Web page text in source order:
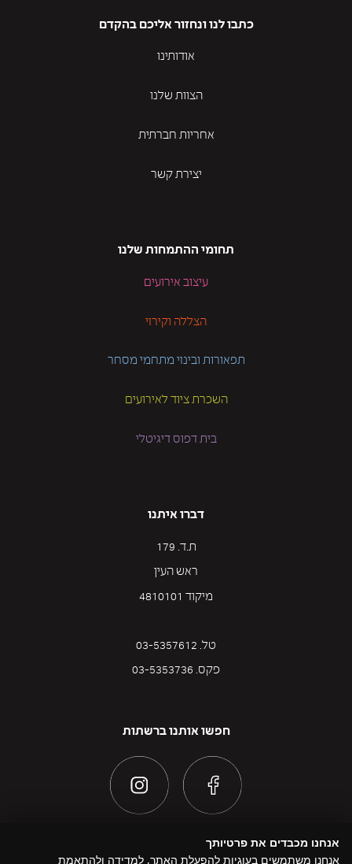
כתבו לנו ונחזור אליכם בהקדם
אודותינו
הצוות שלנו
אחריות חברתית
יצירת קשר
תחומי ההתמחות שלנו
עיצוב אירועים
הצללה וקירוי
תפאורות ובינוי מתחמי מסחר
השכרת ציוד לאירועים
בית דפוס דיגיטלי
דברו איתנו
ת.ד. 179
ראש העין
מיקוד 4810101
טל. 03-5357612
פקס. 03-5353736
חפשו אותנו ברשתות
אנחנו מכבדים את פרטיותך
אנחנו משתמשים בעוגיות להפעלת האתר, למדידה ולהתאמת